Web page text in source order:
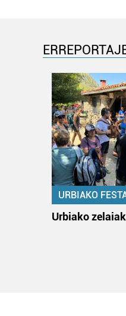
URBIAKO
Urbiako